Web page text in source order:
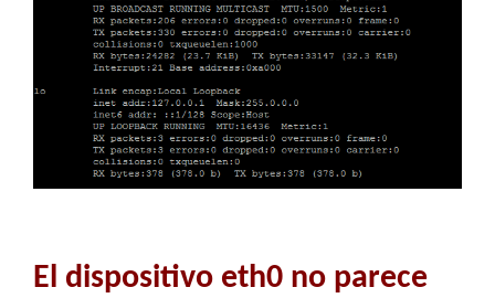
El dispositivo eth0 no parece